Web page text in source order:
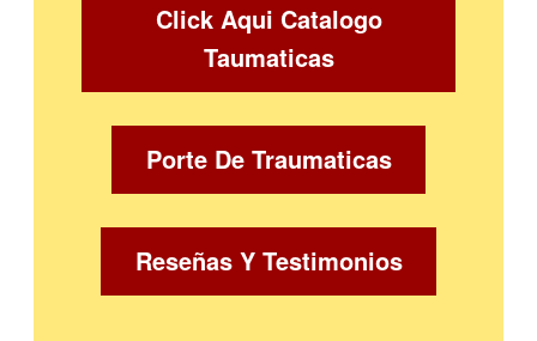
Click Aqui Catalogo
Taumaticas
Porte De Traumaticas
Reseñas Y Testimonios